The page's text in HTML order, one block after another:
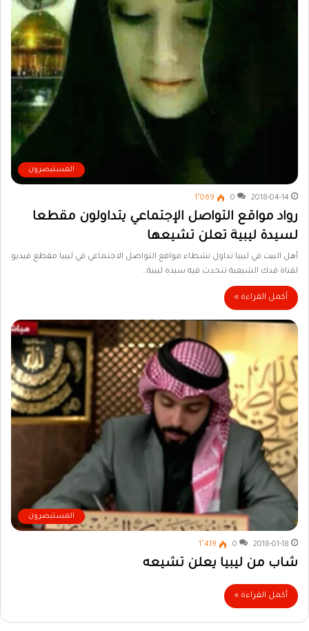
المستبصرون
2018-04-14
0 1٬069
رواد مواقع التواصل الإجتماعي يتداولون مقطعا
لسيدة ليبية تعلن تشيعها
أهل البيت في ليبيا تداول نشطاء مواقع التواصل الاجتماعي في ليبيا مقطع فيديو
لقناة فدك الشيعية تتحدث فيه سيدة ليبية…
أكمل القراءة »
المستبصرون
2018-01-18
0 1٬419
شاب من ليبيا يعلن تشيعه
أكمل القراءة »